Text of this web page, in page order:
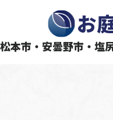
長野県で庭木の剪定・
お
松本市・安曇野市・塩